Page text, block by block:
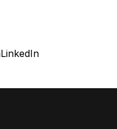
LinkedIn